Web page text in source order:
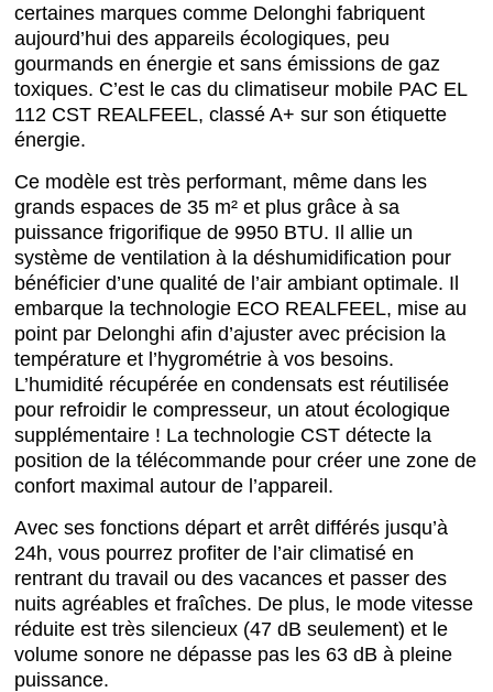
certaines marques comme Delonghi fabriquent
aujourd’hui des appareils écologiques, peu
gourmands en énergie et sans émissions de gaz
toxiques. C’est le cas du climatiseur mobile PAC EL
112 CST REALFEEL, classé A+ sur son étiquette
énergie.
Ce modèle est très performant, même dans les
grands espaces de 35 m² et plus grâce à sa
puissance frigorifique de 9950 BTU. Il allie un
système de ventilation à la déshumidification pour
bénéficier d’une qualité de l’air ambiant optimale. Il
embarque la technologie ECO REALFEEL, mise au
point par Delonghi afin d’ajuster avec précision la
température et l’hygrométrie à vos besoins.
L’humidité récupérée en condensats est réutilisée
pour refroidir le compresseur, un atout écologique
supplémentaire ! La technologie CST détecte la
position de la télécommande pour créer une zone de
confort maximal autour de l’appareil.
Avec ses fonctions départ et arrêt différés jusqu’à
24h, vous pourrez profiter de l’air climatisé en
rentrant du travail ou des vacances et passer des
nuits agréables et fraîches. De plus, le mode vitesse
réduite est très silencieux (47 dB seulement) et le
volume sonore ne dépasse pas les 63 dB à pleine
puissance.